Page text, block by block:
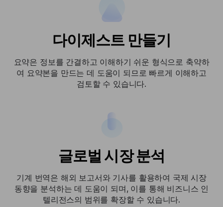
다이제스트 만들기
요약은 정보를 간결하고 이해하기 쉬운 형식으로 축약하
여 요약본을 만드는 데 도움이 되므로 빠르게 이해하고
검토할 수 있습니다.
글로벌 시장 분석
기계 번역은 해외 보고서와 기사를 활용하여 국제 시장
동향을 분석하는 데 도움이 되며, 이를 통해 비즈니스 인
텔리전스의 범위를 확장할 수 있습니다.